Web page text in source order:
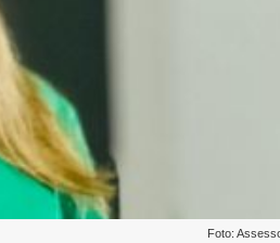
Foto: